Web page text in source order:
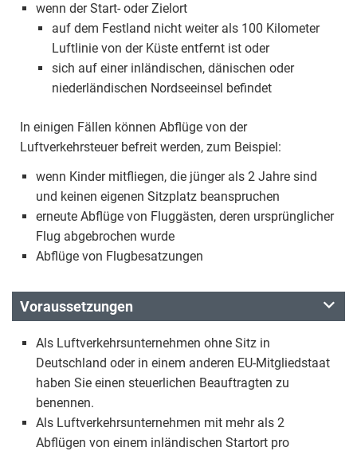
wenn der Start- oder Zielort
auf dem Festland nicht weiter als 100 Kilometer
Luftlinie von der Küste entfernt ist oder
sich auf einer inländischen, dänischen oder
niederländischen Nordseeinsel befindet
In einigen Fällen können Abflüge von der
Luftverkehrsteuer befreit werden, zum Beispiel:
wenn Kinder mitfliegen, die jünger als 2 Jahre sind
und keinen eigenen Sitzplatz beanspruchen
erneute Abflüge von Fluggästen, deren ursprünglicher
Flug abgebrochen wurde
Abflüge von Flugbesatzungen
Voraussetzungen
Als Luftverkehrsunternehmen ohne Sitz in
Deutschland oder in einem anderen EU-Mitgliedstaat
haben Sie einen steuerlichen Beauftragten zu
benennen.
Als Luftverkehrsunternehmen mit mehr als 2
Abflügen von einem inländischen Startort pro